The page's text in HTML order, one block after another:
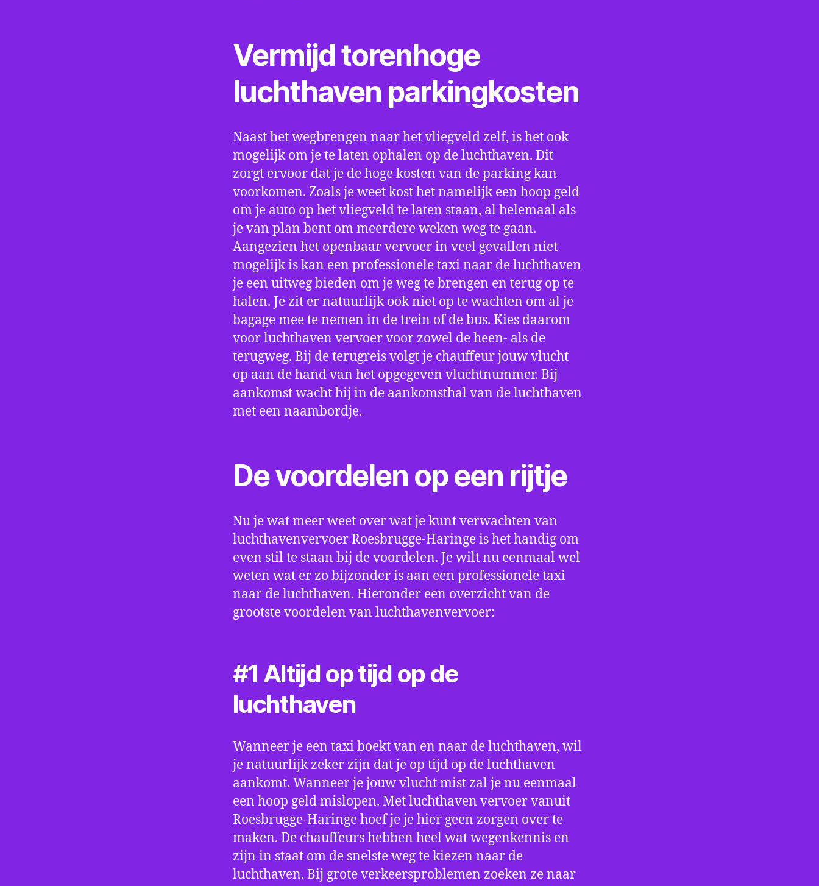
Vermijd torenhoge
luchthaven parkingkosten
Naast het wegbrengen naar het vliegveld zelf, is het ook
mogelijk om je te laten ophalen op de luchthaven. Dit
zorgt ervoor dat je de hoge kosten van de parking kan
voorkomen. Zoals je weet kost het namelijk een hoop geld
om je auto op het vliegveld te laten staan, al helemaal als
je van plan bent om meerdere weken weg te gaan.
Aangezien het openbaar vervoer in veel gevallen niet
mogelijk is kan een professionele taxi naar de luchthaven
je een uitweg bieden om je weg te brengen en terug op te
halen. Je zit er natuurlijk ook niet op te wachten om al je
bagage mee te nemen in de trein of de bus. Kies daarom
voor luchthaven vervoer voor zowel de heen- als de
terugweg. Bij de terugreis volgt je chauffeur jouw vlucht
op aan de hand van het opgegeven vluchtnummer. Bij
aankomst wacht hij in de aankomsthal van de luchthaven
met een naambordje.
De voordelen op een rijtje
Nu je wat meer weet over wat je kunt verwachten van
luchthavenvervoer Roesbrugge-Haringe is het handig om
even stil te staan bij de voordelen. Je wilt nu eenmaal wel
weten wat er zo bijzonder is aan een professionele taxi
naar de luchthaven. Hieronder een overzicht van de
grootste voordelen van luchthavenvervoer:
#1 Altijd op tijd op de
luchthaven
Wanneer je een taxi boekt van en naar de luchthaven, wil
je natuurlijk zeker zijn dat je op tijd op de luchthaven
aankomt. Wanneer je jouw vlucht mist zal je nu eenmaal
een hoop geld mislopen. Met luchthaven vervoer vanuit
Roesbrugge-Haringe hoef je je hier geen zorgen over te
maken. De chauffeurs hebben heel wat wegenkennis en
zijn in staat om de snelste weg te kiezen naar de
luchthaven. Bij grote verkeersproblemen zoeken ze naar